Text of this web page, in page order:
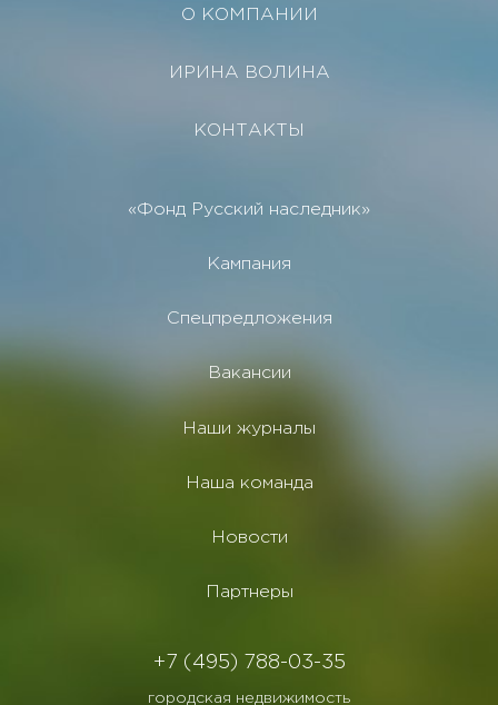
О КОМПАНИИ
ИРИНА ВОЛИНА
КОНТАКТЫ
«Фонд Русский наследник»
Кампания
Спецпредложения
Вакансии
Наши журналы
Наша команда
Новости
Партнеры
+7 (495) 788-03-35
городская недвижимость